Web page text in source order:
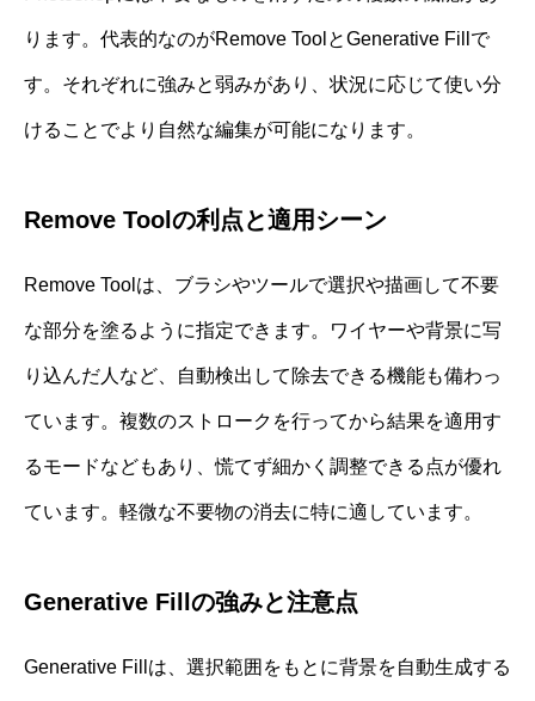
ります。代表的なのがRemove ToolとGenerative Fillで
す。それぞれに強みと弱みがあり、状況に応じて使い分
けることでより自然な編集が可能になります。
Remove Toolの利点と適用シーン
Remove Toolは、ブラシやツールで選択や描画して不要
な部分を塗るように指定できます。ワイヤーや背景に写
り込んだ人など、自動検出して除去できる機能も備わっ
ています。複数のストロークを行ってから結果を適用す
るモードなどもあり、慌てず細かく調整できる点が優れ
ています。軽微な不要物の消去に特に適しています。
Generative Fillの強みと注意点
Generative Fillは、選択範囲をもとに背景を自動生成する